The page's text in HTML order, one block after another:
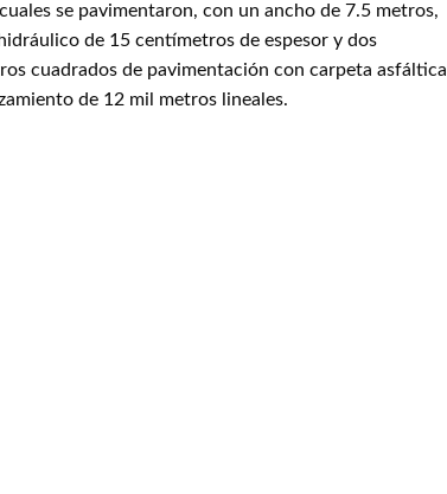
se pavimentaron, con un ancho de 7.5 metros,
de 15 centímetros de espesor y dos
cuadrados de pavimentación con carpeta asfáltica
de 12 mil metros lineales.